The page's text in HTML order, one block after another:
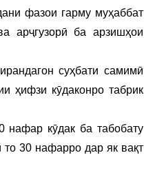
фазои гарму муҳаббат
арҷгузорӣ ба арзишҳои
суҳбати самимӣ
ҳифзи кӯдаконро табрик
нафар кӯдак ба табобату
30 нафарро дар як вақт